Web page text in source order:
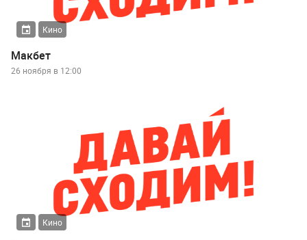
Кино
Макбет
26 ноября в 12:00
Кино